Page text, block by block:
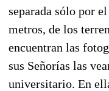
separada sólo por
metros, de los
encuentran las
sus Señorías las
universitario. En